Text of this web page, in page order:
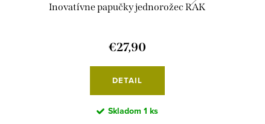
Inovatívne papučky jednorožec RAK
€27,90
DETAIL
Skladom 1 ks